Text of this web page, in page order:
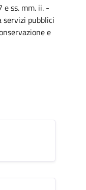
ss. mm. ii. -
servizi pubblici
e